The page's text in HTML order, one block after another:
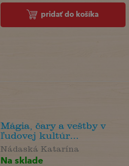
pridať do košíka
Mágia, čary a veštby v
ľudovej kultúr...
Nádaská Katarína
Na sklade